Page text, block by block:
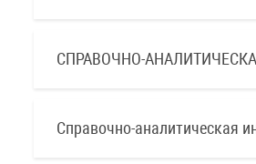
СПРАВОЧНО-АНАЛИТИЧЕСКАЯ
Справочно-аналитическая